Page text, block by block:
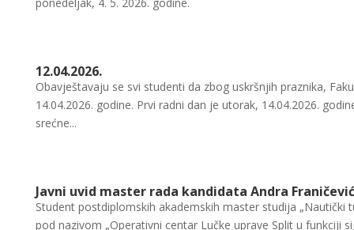
12.04.2026.
Obavještavaju se svi studenti da zbog uskršnjih praznika,
14.04.2026. godine. Prvi radni dan je utorak, 14.04.2026.
srećne...
Javni uvid master rada kandidata Andra
Student postdiplomskih akademskih master studija
pod nazivom „Operativni centar Lučke uprave Split u